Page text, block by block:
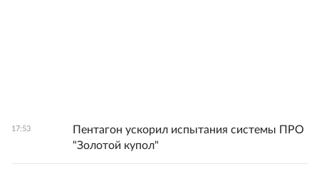
17:53
Пентагон ускорил испытания системы ПРО
"Золотой купол"